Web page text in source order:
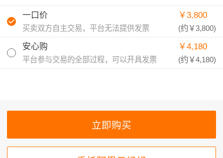
一口价
买卖双方自主交易，平台无法提供发票
￥3,800
(约￥3,800)
安心购
平台参与交易的全部过程，可以开具发票
￥4,180
(约￥4,180)